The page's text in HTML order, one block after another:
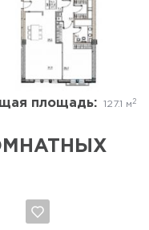
площадь: 127.1 м 2
Да, удалить Отмена